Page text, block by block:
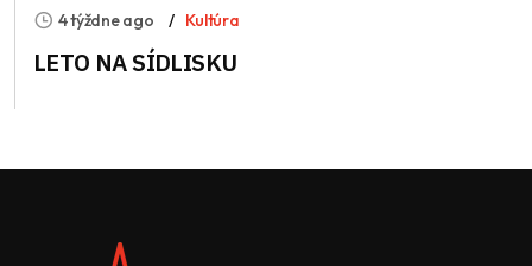
4 týždne ago Kultúra
LETO NA SÍDLISKU